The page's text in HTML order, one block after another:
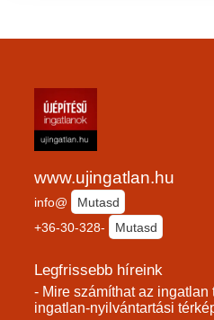
www.ujingatlan.hu
info@
Mutasd
+36-30-328-
Mutasd
Legfrissebb híreink
- Mire számíthat az
ingatlan-nyilvántartási